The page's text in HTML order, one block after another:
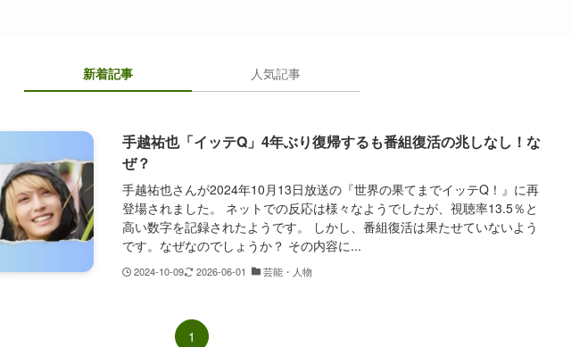
新着記事 人気記事
手越祐也「イッテQ」4年ぶり復帰するも番組復活の兆しなし！な
ぜ？
手越祐也さんが2024年10月13日放送の『世界の果てまでイッテQ！』に再
登場されました。 ネットでの反応は様々なようでしたが、視聴率13.5％と
高い数字を記録されたようです。 しかし、番組復活は果たせていないよう
です。なぜなのでしょうか？ その内容に...
2024-10-09 2026-06-01 芸能・人物
1